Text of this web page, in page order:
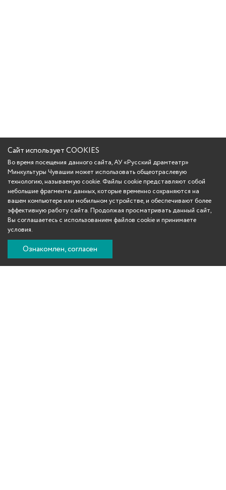
Сайт использует COOKIES
Во время посещения данного сайта, АУ «Русский драмтеатр»
Минкультуры Чувашии может использовать общеотраслевую
технологию, называемую cookie. Файлы cookie представляют собой
небольшие фрагменты данных, которые временно сохраняются на
вашем компьютере или мобильном устройстве, и обеспечивают более
эффективную работу сайта. Продолжая просматривать данный сайт,
Вы соглашаетесь с использованием файлов cookie и принимаете
условия.
Ознакомлен, согласен